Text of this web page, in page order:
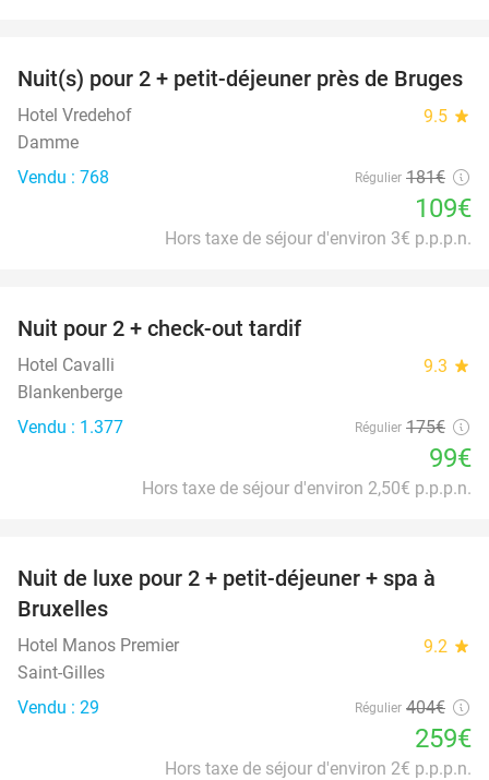
40%
Nuit(s) pour 2 + petit-déjeuner près de Bruges
Hotel Vredehof 9.5 star
Damme
Vendu : 768
Régulier 181€
109€
Hors taxe de séjour d'environ 3€ p.p.p.n.
Nuit pour 2 + check-out tardif
Hotel Cavalli 9.3 star
Blankenberge
Vendu : 1.377
Régulier 175€
99€
Hors taxe de séjour d'environ 2,50€ p.p.p.n.
36%
Nuit de luxe pour 2 + petit-déjeuner + spa à
Bruxelles
Hotel Manos Premier 9.2 star
Saint-Gilles
Vendu : 29
Régulier 404€
259€
Hors taxe de séjour d'environ 2€ p.p.p.n.